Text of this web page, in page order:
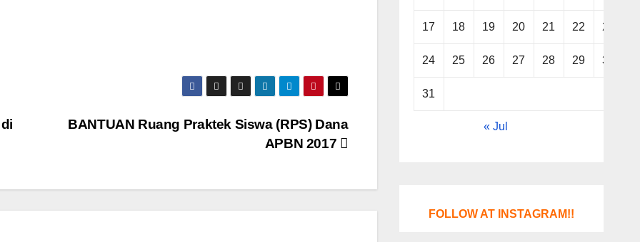
BANTUAN Ruang Praktek Siswa (RPS) Dana
APBN 2017
17 18 19 20 21 22 23
24 25 26 27 28 29 30
31
« Jul
FOLLOW AT INSTAGRAM!!